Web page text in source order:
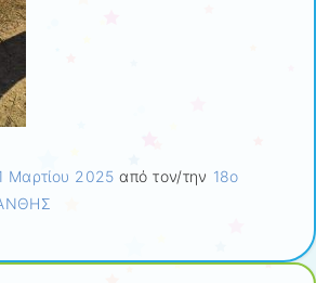
Μαρτίου 2025 από τον/την 18ο